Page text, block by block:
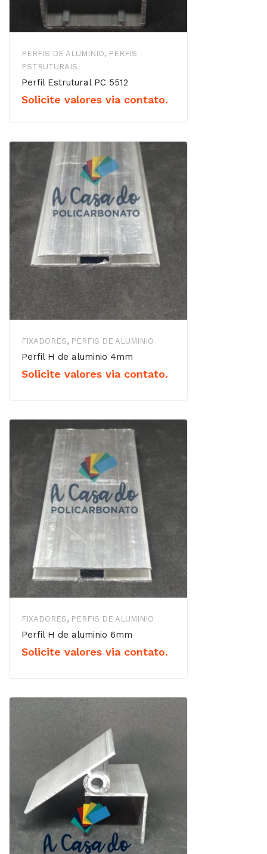
PERFIS DE ALUMINIO, PERFIS
ESTRUTURAIS
Perfil Estrutural PC 5512
Solicite valores via contato.
FIXADORES, PERFIS DE ALUMINIO
Perfil H de aluminio 4mm
Solicite valores via contato.
FIXADORES, PERFIS DE ALUMINIO
Perfil H de aluminio 6mm
Solicite valores via contato.